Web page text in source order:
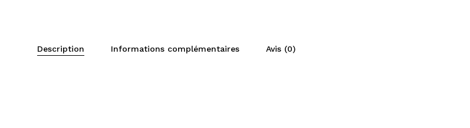
Description Informations complémentaires Avis (0)